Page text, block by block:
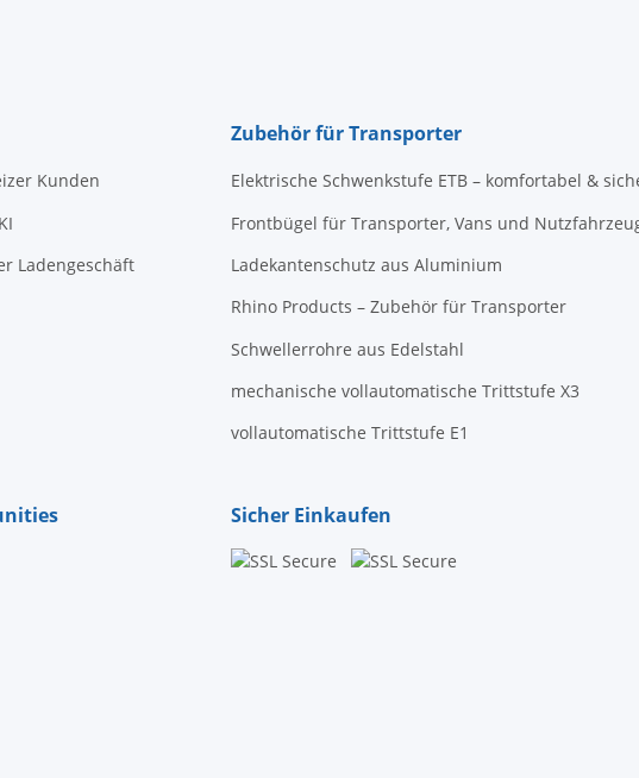
Kunden
Ladengeschäft
Zubehör für Transporter
Elektrische Schwenkstufe ETB – komfortabel &
Frontbügel für Transporter, Vans und
Ladekantenschutz aus Aluminium
Rhino Products – Zubehör für Transporter
Schwellerrohre aus Edelstahl
mechanische vollautomatische Trittstufe X3
vollautomatische Trittstufe E1
Sicher Einkaufen